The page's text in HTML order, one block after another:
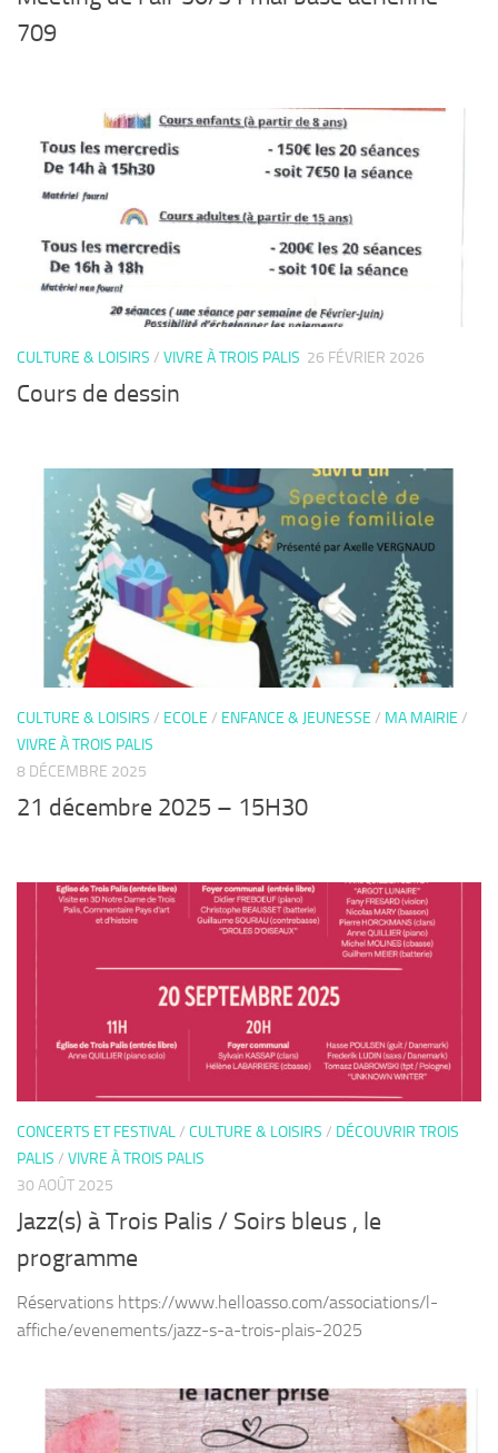
709
CULTURE & LOISIRS / VIVRE À TROIS PALIS 26 FÉVRIER 2026
Cours de dessin
CULTURE & LOISIRS / ECOLE / ENFANCE & JEUNESSE / MA MAIRIE /
VIVRE À TROIS PALIS
8 DÉCEMBRE 2025
21 décembre 2025 – 15H30
CONCERTS ET FESTIVAL/ CULTURE & LOISIRS / DÉCOUVRIR TROIS
PALIS / VIVRE À TROIS PALIS
30 AOÛT 2025
Jazz(s) à Trois Palis / Soirs bleus , le
programme
Réservations https://www.helloasso.com/associations/l-
affiche/evenements/jazz-s-a-trois-plais-2025